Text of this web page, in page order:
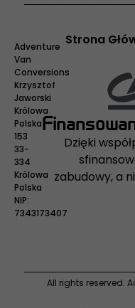
Adventure
Van
Conversions
Krzysztof
Jaworski
Królowa
Polska
153
33-
334
Królowa
Polska
NIP:
7343173407
Strona
Dzięki
zabudowy, a
All rights reserved.